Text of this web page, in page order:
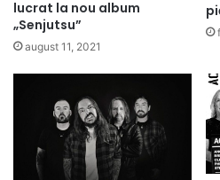
lucrat la nou album
„Senjutsu”
august 11, 2021